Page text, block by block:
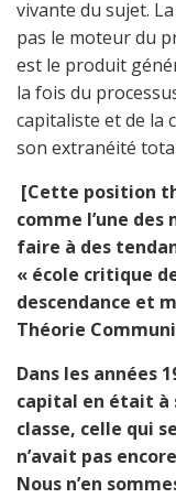
vivante du sujet.
pas le moteur du
est le produit
la fois du
capitaliste et de la
son extranéité
[Cette position
comme l’une
faire à des
« école critique
descendance et
Théorie
Dans les années
capital en était à
classe, celle qui
n’avait pas
Nous n’en